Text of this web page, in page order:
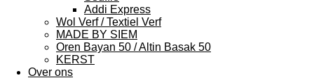
Addi Express
Wol Verf / Textiel Verf
MADE BY SIEM
Oren Bayan 50 / Altin Basak 50
KERST
Over ons